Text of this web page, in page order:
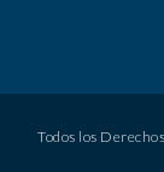
Todos los